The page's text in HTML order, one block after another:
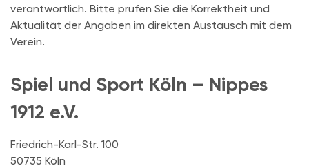
verantwortlich. Bitte prüfen Sie die Korrektheit und
Aktualität der Angaben im direkten Austausch mit dem
Verein.
Spiel und Sport Köln – Nippes
1912 e.V.
Friedrich-Karl-Str. 100
50735 Köln